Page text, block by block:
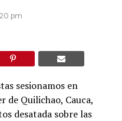
pm
sesionamos en
de Quilichao, Cauca,
desatada sobre las